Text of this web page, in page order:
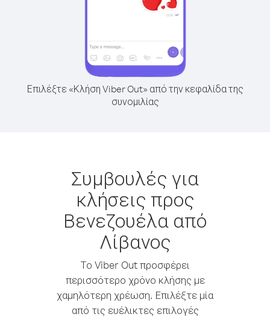
Επιλέξτε «Κλήση Viber Out» από την κεφαλίδα της
συνομιλίας
Συμβουλές για
κλήσεις προς
Βενεζουέλα από
Λίβανος
Το Viber Out προσφέρει
περισσότερο χρόνο κλήσης με
χαμηλότερη χρέωση. Επιλέξτε μία
από τις ευέλικτες επιλογές